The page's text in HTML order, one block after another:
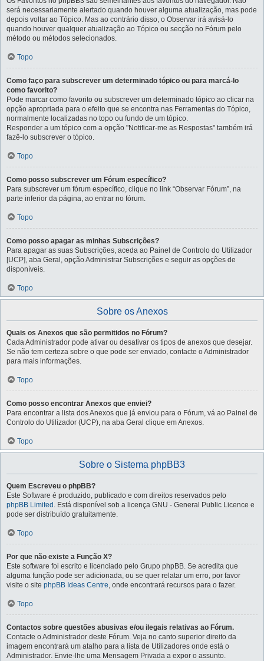
será necessariamente alertado quando houver alguma atualização, mas pode
depois voltar ao Tópico. Mas ao contrário disso, o Observar irá avisá-lo
quando houver qualquer atualização ao Tópico ou secção no Fórum pelo
método ou métodos selecionados.
Topo
Como faço para subscrever um determinado tópico ou para marcá-lo
como favorito?
Pode marcar como favorito ou subscrever um determinado tópico ao clicar na
opção apropriada para o efeito que se encontra nas Ferramentas do Tópico,
normalmente localizadas no topo ou fundo de um tópico.
Responder a um tópico com a opção "Notificar-me as Respostas" também irá
fazê-lo subscrever o tópico.
Topo
Como posso subscrever um Fórum específico?
Para subscrever um fórum específico, clique no link “Observar Fórum”, na
parte inferior da página, ao entrar no fórum.
Topo
Como posso apagar as minhas Subscrições?
Para apagar as suas Subscrições, aceda ao Painel de Controlo do Utilizador
[UCP], aba Geral, opção Administrar Subscrições e seguir as opções de
disponíveis.
Topo
Sobre os Anexos
Quais os Anexos que são permitidos no Fórum?
Cada Administrador pode ativar ou desativar os tipos de anexos que desejar.
Se não tem certeza sobre o que pode ser enviado, contacte o Administrador
para mais informações.
Topo
Como posso encontrar Anexos que enviei?
Para encontrar a lista dos Anexos que já enviou para o Fórum, vá ao Painel de
Controlo do Utilizador (UCP), na aba Geral clique em Anexos.
Topo
Sobre o Sistema phpBB3
Quem Escreveu o phpBB?
Este Software é produzido, publicado e com direitos reservados pelo
phpBB Limited . Está disponível sob a licença GNU - General Public Licence e
pode ser distribuído gratuitamente.
Topo
Por que não existe a Função X?
Este software foi escrito e licenciado pelo Grupo phpBB. Se acredita que
alguma função pode ser adicionada, ou se quer relatar um erro, por favor
visite o site phpBB Ideas Centre, onde encontrará recursos para o fazer.
Topo
Contactos sobre questões abusivas e/ou ilegais relativas ao Fórum.
Contacte o Administrador deste Fórum. Veja no canto superior direito da
imagem encontrará um atalho para a lista de Utilizadores onde está o
Administrador. Envie-lhe uma Mensagem Privada a expor o assunto.